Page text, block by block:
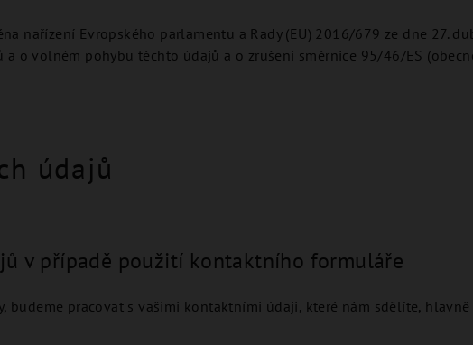
nařízení Evropského parlamentu a Rady (EU) 2016/679 ze dne 27.
o volném pohybu těchto údajů a o zrušení směrnice 95/46/ES
údajů
v případě použití kontaktního formuláře
budeme pracovat s vašimi kontaktními údaji, které nám sdělíte,